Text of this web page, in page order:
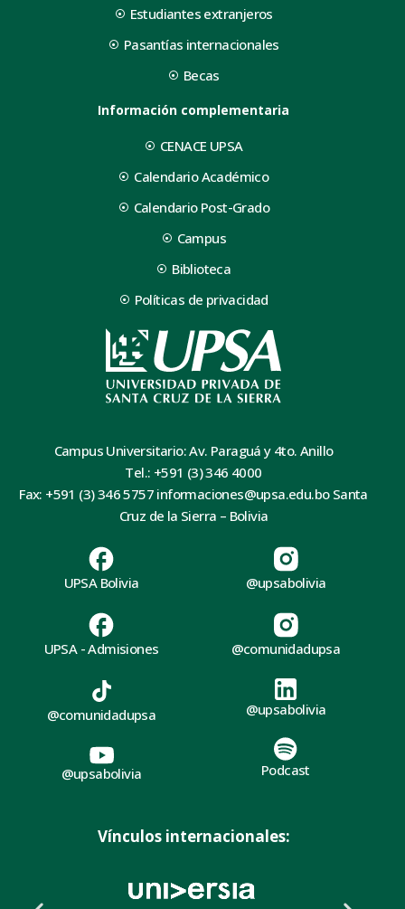
Estudiantes extranjeros
Pasantías internacionales
Becas
Información complementaria
CENACE UPSA
Calendario Académico
Calendario Post-Grado
Campus
Biblioteca
Políticas de privacidad
Campus Universitario: Av. Paraguá y 4to. Anillo
Tel.: +591 (3) 346 4000
Fax: +591 (3) 346 5757 informaciones@upsa.edu.bo Santa
Cruz de la Sierra – Bolivia
UPSA Bolivia
UPSA - Admisiones
@upsabolivia
@comunidadupsa
@comunidadupsa
@upsabolivia
@upsabolivia
Podcast
Vínculos internacionales: